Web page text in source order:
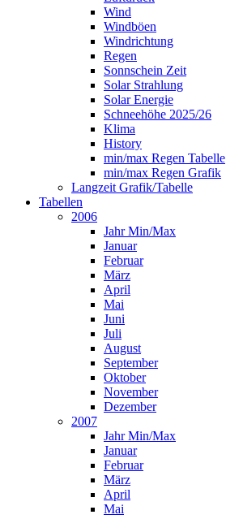
Wind
Windböen
Windrichtung
Regen
Sonnschein Zeit
Solar Strahlung
Solar Energie
Schneehöhe 2025/26
Klima
History
min/max Regen Tabelle
min/max Regen Grafik
Langzeit Grafik/Tabelle
Tabellen
2006
Jahr Min/Max
Januar
Februar
März
April
Mai
Juni
Juli
August
September
Oktober
November
Dezember
2007
Jahr Min/Max
Januar
Februar
März
April
Mai